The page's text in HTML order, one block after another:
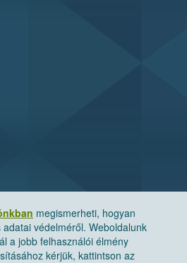
megismerheti, hogyan
védelméről. Weboldalunk
a jobb felhasználói élmény
kérjük, kattintson az